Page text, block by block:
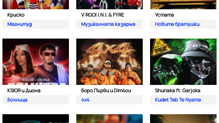
Криско
Магнитуд
V:RGO| I.N.I. & FYRE
Музикалната казарма
Устата
Новите братушки
KSIOR и Диона
Болница
Боро Първи и Dim4ou
4x4
Shunaka ft. Garjoka
Kudet Teb Te Nyama